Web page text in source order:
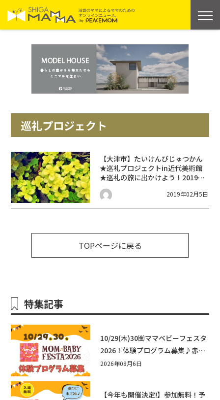
巡礼プロジェクト
【大津市】たいけんびじゅつかん
★巡礼プロジェクトin近代美術館
★巡礼の旅に出かけよう！2019年
3月23日(土)
2019年02月5日
TOPページに戻る
特集記事
10/29(木)30㈮ママベビーフェスタ
2026！体験プログラム募集♪赤ち
ゃん向けイベントに出演しません
2026年08月6日
【今年も開催決定!】参加無料！予